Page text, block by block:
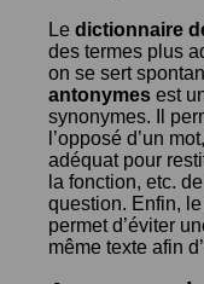
Le dictionnaire
des termes plus
on se sert
antonymes est
synonymes. Il
l’opposé d’un
adéquat pour
la fonction, etc.
question. Enfin, le
permet d’éviter
même texte afin